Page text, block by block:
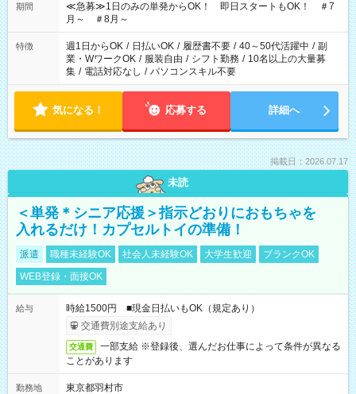
期間
≪急募≫1日のみの単発からOK！ 即日スタートもOK！ ＃7
月～ ＃8月～
特徴 週1日からOK / 日払いOK / 履歴書不要 / 40～50代活躍中 / 副
業・WワークOK / 服装自由 / シフト勤務 / 10名以上の大量募
集 / 電話対応なし / パソコンスキル不要
気になる！ 応募する 詳細へ
掲載日：2026.07.17
未読
＜単発＊シニア応援＞指示どおりにおもちゃを
入れるだけ！カプセルトイの準備！
派遣 職種未経験OK 社会人未経験OK 大学生歓迎
ブランクOK
WEB登録・面接OK
給与
時給1500円 ■現金日払いもOK（規定あり）
交通費別途支給あり
交通費
一部支給 ※登録後、選んだお仕事によって条件が異なる
ことがあります
勤務地
東京都羽村市